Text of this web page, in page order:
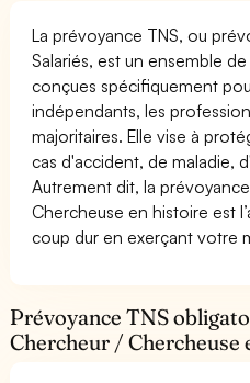
La prévoyance TNS, ou
Salariés, est un ensemble
conçues spécifiquement
indépendants, les
majoritaires. Elle vise à
cas d'accident, de maladie,
Autrement dit, la
Chercheuse en histoire est
coup dur en exerçant votre
Prévoyance TNS
Chercheur / Chercheuse